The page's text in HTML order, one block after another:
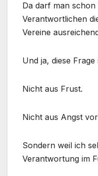
Da darf man schon
Verantwortlichen
Vereine
Und ja, diese
Nicht aus Frust.
Nicht aus Angst
Sondern weil ich
Verantwortung im